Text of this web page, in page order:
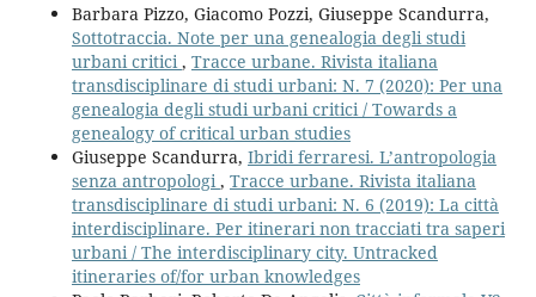
Barbara Pizzo, Giacomo Pozzi, Giuseppe Scandurra,
Sottotraccia. Note per una genealogia degli studi
urbani critici, Tracce urbane. Rivista italiana
transdisciplinare di studi urbani: N. 7 (2020): Per una
genealogia degli studi urbani critici / Towards a
genealogy of critical urban studies
Giuseppe Scandurra, Ibridi ferraresi. L’antropologia
senza antropologi, Tracce urbane. Rivista italiana
transdisciplinare di studi urbani: N. 6 (2019): La città
interdisciplinare. Per itinerari non tracciati tra saperi
urbani / The interdisciplinary city. Untracked
itineraries of/for urban knowledges